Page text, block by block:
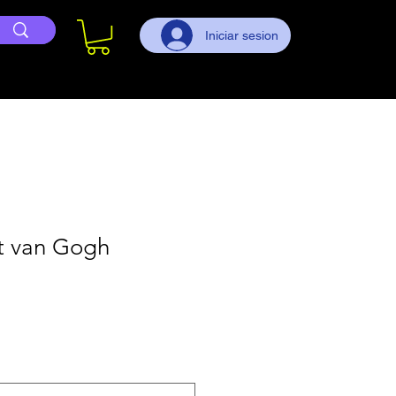
Iniciar sesion
van Gogh